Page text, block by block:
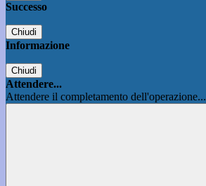
Successo
Chiudi
Informazione
Chiudi
Attendere...
Attendere il completamento dell'operazione...